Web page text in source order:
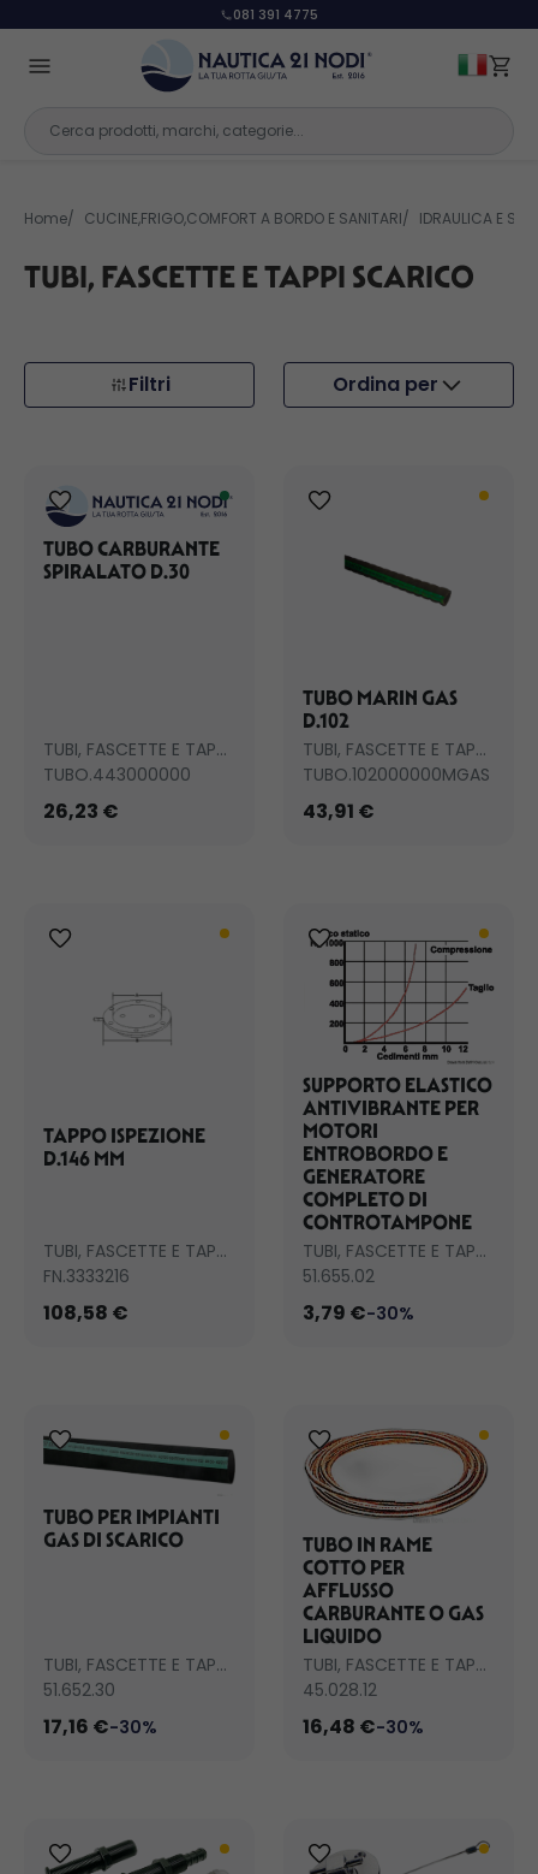
393 1232 121
Home CUCINE,FRIGO,COMFORT A BORDO E SANITARI IDRAULICA E
TUBI, FASCETTE E TAPPI SCARICO
Filtri Ordina per
TUBO CARBURANTE
SPIRALATO D.30
TUBI, FASCETTE E TAPPI SCARICO
TUBO.443000000
26,23 €
TUBO MARIN GAS
D.102
TUBI, FASCETTE E TAPPI SCARICO
TUBO.102000000MGAS
43,91 €
TAPPO ISPEZIONE
D.146 MM
TUBI, FASCETTE E TAPPI SCARICO
FN.3333216
108,58 €
SUPPORTO ELASTICO
ANTIVIBRANTE PER
MOTORI
ENTROBORDO E
GENERATORE
COMPLETO DI
CONTROTAMPONE
TUBI, FASCETTE E TAPPI SCARICO
51.655.02
3,79 €-30%
TUBO PER IMPIANTI
GAS DI SCARICO
TUBI, FASCETTE E TAPPI SCARICO
51.652.30
17,16 €-30%
TUBO IN RAME
COTTO PER
AFFLUSSO
CARBURANTE O GAS
LIQUIDO
TUBI, FASCETTE E TAPPI SCARICO
45.028.12
16,48 €-30%